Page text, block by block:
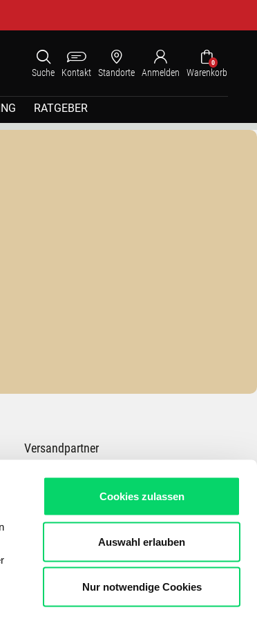
Cookies zulassen
Auswahl erlauben
Nur notwendige Cookies
Suche Kontakt Standorte Anmelden
0
Warenkorb
RATGEBER
Versandpartner
für E-Bikes, Outdoor, Radsport, Skitouren & Wandern in ganz